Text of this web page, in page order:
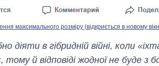
максимального розміру (відкриється в новому
діяти в гібридній війні, коли
й відповіді жодної не буде з